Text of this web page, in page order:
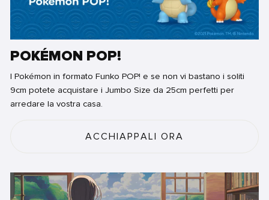
POKÉMON POP!
I Pokémon in formato Funko POP! e se non vi bastano i soliti
9cm potete acquistare i Jumbo Size da 25cm perfetti per
arredare la vostra casa.
ACCHIAPPALI ORA